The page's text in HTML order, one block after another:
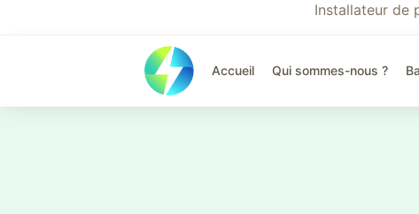
Installateur de
Accueil Qui sommes-nous ?